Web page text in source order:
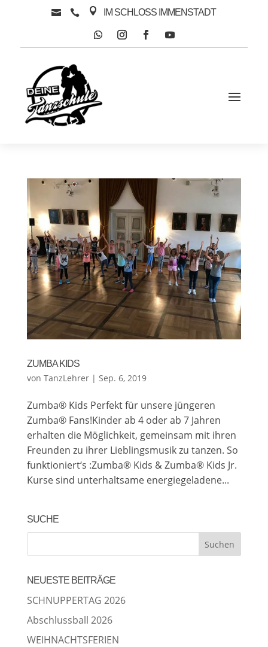
   IM SCHLOSS IMMENSTADT
ZUMBA KIDS
von TanzLehrer| Sep. 6, 2019
Zumba® Kids Perfekt für unsere jüngeren
Zumba® Fans!Kinder ab 4 oder ab 7 Jahren
erhalten die Möglichkeit, gemeinsam mit ihren
Freunden zu ihrer Lieblingsmusik zu tanzen. So
funktioniert‘s :Zumba® Kids & Zumba® Kids Jr.
Kurse sind unterhaltsame energiegeladene...
SUCHE
NEUESTE BEITRÄGE
SCHNUPPERTAG 2026
Abschlussball 2026
WEIHNACHTSFERIEN